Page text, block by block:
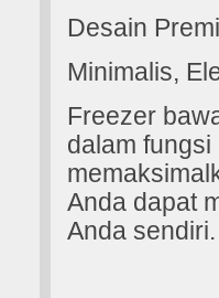
Desain
Minimalis,
Freezer
dalam
Anda dapat
Anda sendiri.